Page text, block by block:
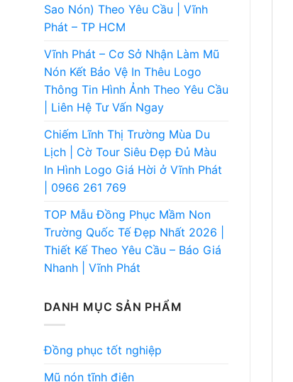
Sao Nón) Theo Yêu Cầu | Vĩnh
Phát – TP HCM
Vĩnh Phát – Cơ Sở Nhận Làm Mũ
Nón Kết Bảo Vệ In Thêu Logo
Thông Tin Hình Ảnh Theo Yêu Cầu
| Liên Hệ Tư Vấn Ngay
Chiếm Lĩnh Thị Trường Mùa Du
Lịch | Cờ Tour Siêu Đẹp Đủ Màu
In Hình Logo Giá Hời ở Vĩnh Phát
| 0966 261 769
TOP Mẫu Đồng Phục Mầm Non
Trường Quốc Tế Đẹp Nhất 2026 |
Thiết Kế Theo Yêu Cầu – Báo Giá
Nhanh | Vĩnh Phát
DANH MỤC SẢN PHẨM
Đồng phục tốt nghiệp
Mũ nón tĩnh điện